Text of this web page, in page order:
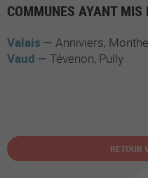
COMMUNES AYANT
Valais Anniviers
Vaud
Tévenon Pully
RETOUR